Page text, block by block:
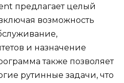
предлагает целый
возможность
и назначение
также позволяет
рутинные задачи, что